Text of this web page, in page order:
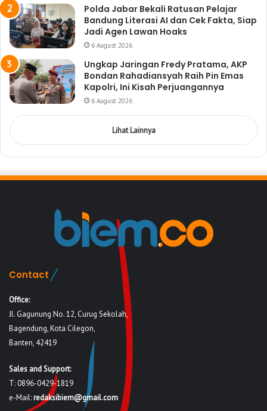
Polda Jabar Bekali Ratusan Pelajar
Bandung Literasi AI dan Cek Fakta, Siap
Jadi Agen Lawan Hoaks
6 August 2026
Ungkap Jaringan Fredy Pratama, AKP
Bondan Rahadiansyah Raih Pin Emas
Kapolri, Ini Kisah Perjuangannya
6 August 2026
Lihat Lainnya
Contact
Office:
Jl. Gagunung No. 12, Curug Sekolah,
Bagendung, Kota Cilegon,
Banten, 42419
Sales and Support:
T: 0896-0429-1819
e-Mail:redaksibiem@gmail.com